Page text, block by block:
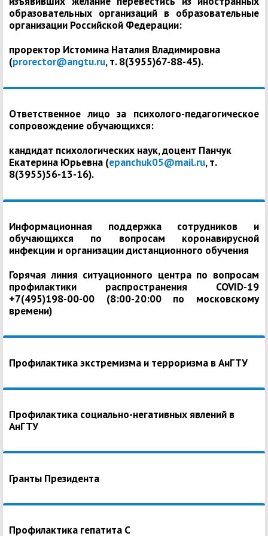
образовательных организаций в образовательные
организации Российской Федерации:
проректор Истомина Наталия Владимировна
(prorector@angtu.ru, т. 8(3955)67-88-45).
Ответственное лицо за психолого-педагогическое
сопровождение обучающихся:
кандидат психологических наук, доцент Панчук
Екатерина Юрьевна (epanchuk05@mail.ru, т.
8(3955)56-13-16).
Информационная поддержка сотрудников и
обучающихся по вопросам коронавирусной
инфекции и организации дистанционного обучения
Горячая линия ситуационного центра по вопросам
профилактики распространения COVID-19
+7(495)198-00-00 (8:00-20:00 по московскому
времени)
Профилактика экстремизма и терроризма в АнГТУ
Профилактика социально-негативных явлений в
АнГТУ
Гранты Президента
Профилактика гепатита С